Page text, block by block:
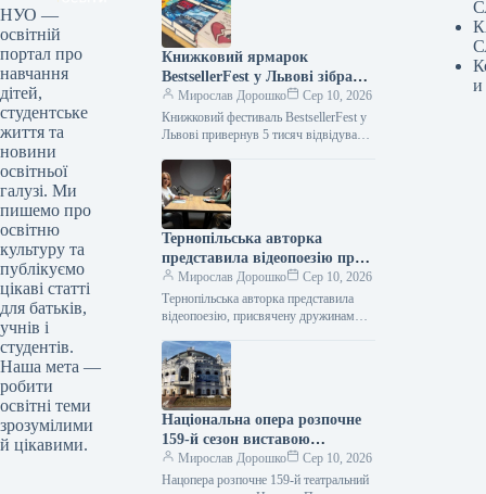
НУО —
освітній
портал про
навчання
дітей,
студентське
життя та
новини
освітньої
галузі. Ми
пишемо про
освітню
культуру та
публікуємо
цікаві статті
для батьків,
учнів і
студентів.
Наша мета —
робити
освітні теми
зрозумілими
й цікавими.
Книжковий ярмарок
BestsellerFest у Львові зібрав
п’ять тисяч відвідувачів
Мирослав Дорошко
Сер 10, 2026
Книжковий фестиваль BestsellerFest у
Львові привернув 5 тисяч відвідувачів
тривав з 7 по 9 серпня…
Тернопільська авторка
представила відеопоезію про
подружжя українських Героїв
у рамках проєкту
«В_цілі_ТИ».
Мирослав Дорошко
Сер 10, 2026
Тернопільська авторка представила
відеопоезію, присвячену дружинам
проєкту «В_цілі_ТИ» Відео 10.08.2026
18:50 Укрінформ Тернопільська
письменниця та продюсерка…
Національна опера розпочне
159-й сезон виставою
«Наталка Полтавка»
Мирослав Дорошко
Сер 10, 2026
Нацопера розпочне 159-й театральний
и